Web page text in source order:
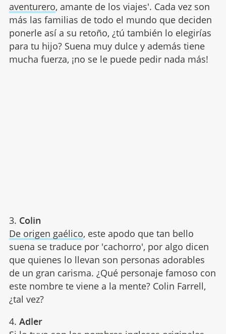
aventurero, amante de los viajes'. Cada vez son
más las familias de todo el mundo que deciden
ponerle así a su retoño, ¿tú también lo elegirías
para tu hijo? Suena muy dulce y además tiene
mucha fuerza, ¡no se le puede pedir nada más!
3. Colin
De origen gaélico, este apodo que tan bello
suena se traduce por 'cachorro', por algo dicen
que quienes lo llevan son personas adorables
de un gran carisma. ¿Qué personaje famoso con
este nombre te viene a la mente? Colin Farrell,
¿tal vez?
4. Adler